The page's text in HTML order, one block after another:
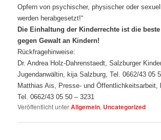
Opfern von psychischer, physischer oder
werden herabgesetzt!“
Die Einhaltung der Kinderrechte ist die
gegen Gewalt an Kindern!
Rückfragehinweise:
Dr. Andrea Holz-Dahrenstaedt, Salzburger
Jugendanwältin, kija Salzburg, Tel. 0662/43 05
Matthias Ais, Presse- und Öffentlichkeitsarbeit,
Tel. 0662/43 05 50 – 3231
Veröffentlicht unterAllgemein, Uncategorized